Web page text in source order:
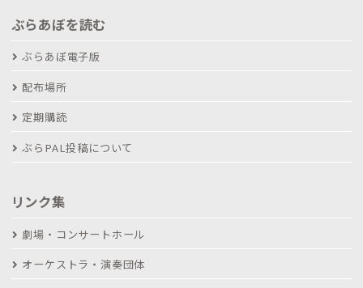
ぶらあぼを読む
ぶらあぼ電子版
配布場所
定期購読
ぶらPAL投稿について
リンク集
劇場・コンサートホール
オーケストラ・演奏団体